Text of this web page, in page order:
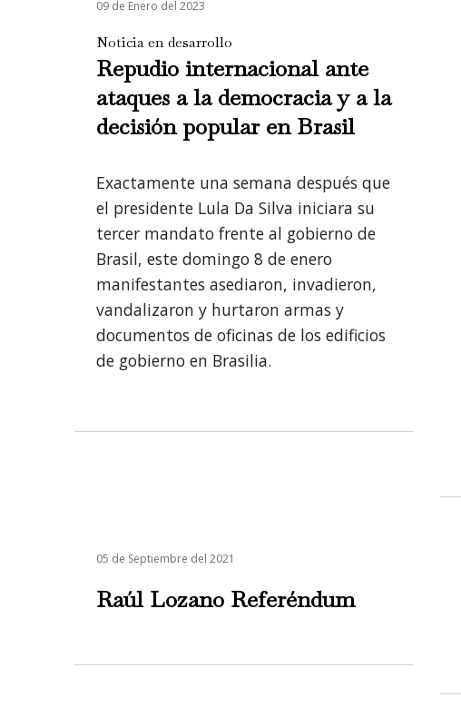
09 de Enero del 2023
Noticia en desarrollo
Repudio internacional ante
ataques a la democracia y a la
decisión popular en Brasil
Exactamente una semana después que
el presidente Lula Da Silva iniciara su
tercer mandato frente al gobierno de
Brasil, este domingo 8 de enero
manifestantes asediaron, invadieron,
vandalizaron y hurtaron armas y
documentos de oficinas de los edificios
de gobierno en Brasilia.
05 de Septiembre del 2021
Raúl Lozano Referéndum